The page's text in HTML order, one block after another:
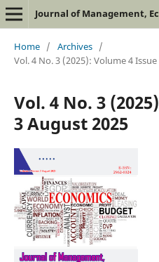
Journal of Management,
Home / Archives /
Vol. 4 No. 3 (2025): Volume 4
Vol. 4 No. 3
3 August 2025